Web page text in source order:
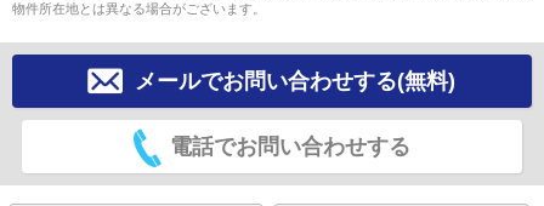
物件所在地とは異なる場合がございます。
メールでお問い合わせする(無料)
電話でお問い合わせする